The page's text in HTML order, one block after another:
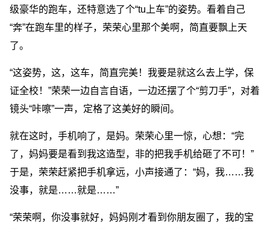
级豪华的跑车，还特意选了个“tu上车”的姿势。看着自己
“奔”在跑车里的样子，荣荣心里那个美啊，简直要飘上天
了。
“这姿势，这，这车，简直完美！我要是就这么去上学，保
证全校！”荣荣一边自言自语，一边还摆了个“剪刀手”，对着
镜头“咔嚓”一声，定格了这美好的瞬间。
就在这时，手机响了，是妈。荣荣心里一惊，心想：“完
了，妈妈要是看到我这造型，非的把我手机给砸了不可！”
于是，荣荣赶紧把手机拿远，小声接通了：“妈，我……我
没事，就是……就是……”
“荣荣啊，你没事就好，妈妈刚才看到你朋友圈了，我的宝